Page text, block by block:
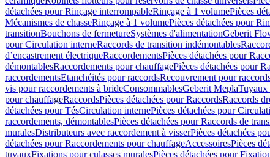
détachées pour Rinçage interrompableRinçage à 1 volumePièces
Mécanismes de chasseRinçage à 1 volumePièces détachées pour
transitionBouchons de fermetureSystèmes d'alimentationGeberit
pour Circulation interneRaccords de transition indémontables
d’encastrement électriqueRaccordementsPièces détachées pour
démontablesRaccordements pour chauffagePièces détachées pour
raccordementsEtanchéités pour raccordsRecouvrement pour
vis pour raccordements à brideConsommablesGeberit MeplaTuyaux
pour chauffageRaccordsPièces détachées pour RaccordsRaccords
détachées pour TésCirculation internePièces détachées pour
raccordements, démontablesPièces détachées pour Raccords de
muralesDistributeurs avec raccordement à visserPièces détachées
détachées pour Raccordements pour chauffageAccessoiresPièces
tuyauxFixations pour culasses muralesPièces détachées pour